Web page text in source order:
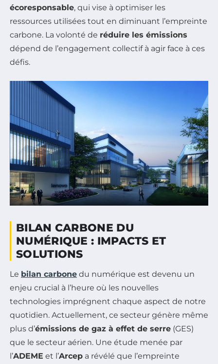
écoresponsable, qui vise à optimiser les
ressources utilisées tout en diminuant l’empreinte
carbone. La volonté de réduire les émissions
dépend de l’engagement collectif à agir face à ces
défis.
BILAN CARBONE DU
NUMÉRIQUE : IMPACTS ET
SOLUTIONS
Le bilan carbone du numérique est devenu un
enjeu crucial à l’heure où les nouvelles
technologies imprégnent chaque aspect de notre
quotidien. Actuellement, ce secteur génère même
plus d’émissions de gaz à effet de serre (GES)
que le secteur aérien. Une étude menée par
l’ADEME et l’Arcep a révélé que l’empreinte